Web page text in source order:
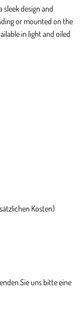
design and
or mounted on the
in light and oiled
Kosten)
Sie uns bitte eine